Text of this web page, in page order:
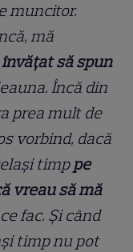
muncitor.
mă
să spun
Încă din
prea mult de
vorbind, dacă
timp pe
vreau să mă
fac. Și când
timp nu pot